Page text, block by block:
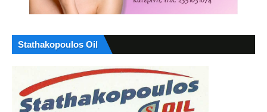
Stathakopoulos Oil